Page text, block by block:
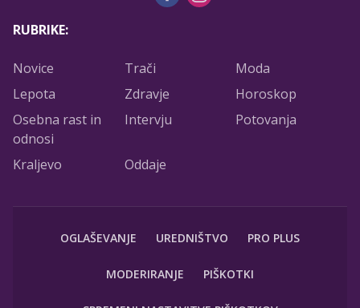
RUBRIKE:
Novice Trači
Moda
Lepota
Zdravje
Horoskop
Osebna rast in
odnosi
Intervju Potovanja
Kraljevo Oddaje
OGLAŠEVANJE UREDNIŠTVO PRO PLUS
MODERIRANJE PIŠKOTKI